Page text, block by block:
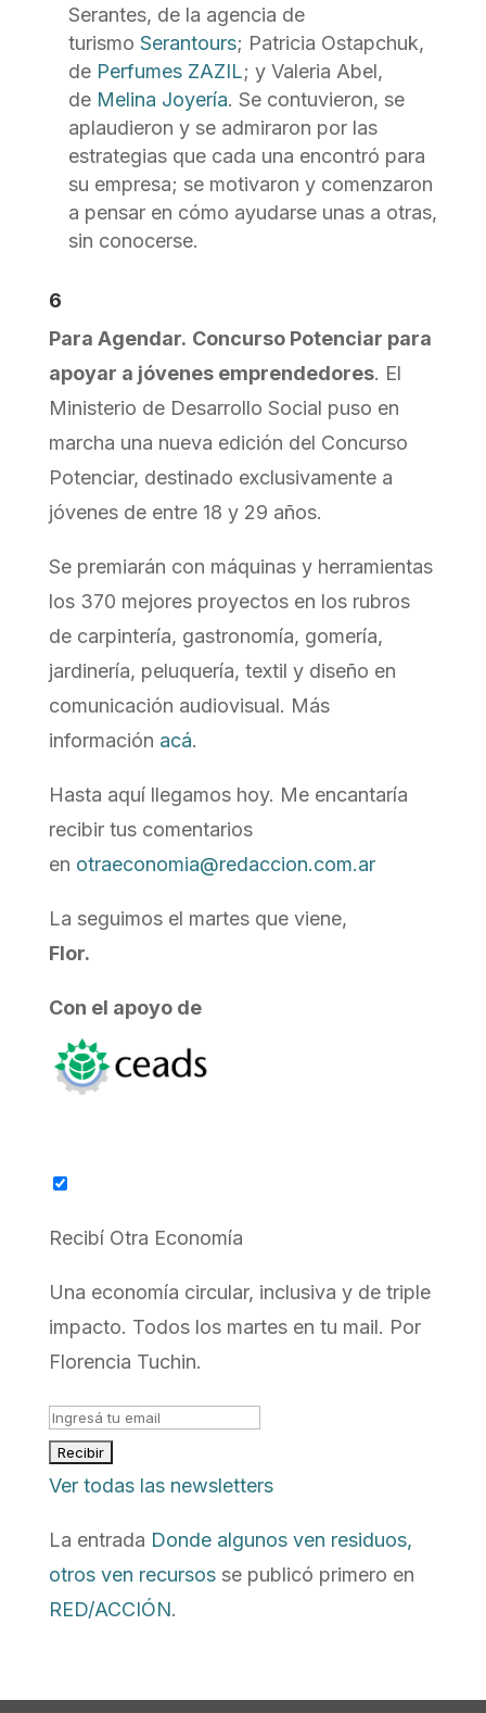
Serantes, de la agencia de
turismo Serantours; Patricia Ostapchuk,
de Perfumes ZAZIL; y Valeria Abel,
de Melina Joyería. Se contuvieron, se
aplaudieron y se admiraron por las
estrategias que cada una encontró para
su empresa; se motivaron y comenzaron
a pensar en cómo ayudarse unas a otras,
sin conocerse.
6
Para Agendar. Concurso Potenciar para
apoyar a jóvenes emprendedores. El
Ministerio de Desarrollo Social puso en
marcha una nueva edición del Concurso
Potenciar, destinado exclusivamente a
jóvenes de entre 18 y 29 años.
Se premiarán con máquinas y herramientas
los 370 mejores proyectos en los rubros
de carpintería, gastronomía, gomería,
jardinería, peluquería, textil y diseño en
comunicación audiovisual. Más
información acá.
Hasta aquí llegamos hoy. Me encantaría
recibir tus comentarios
en otraeconomia@redaccion.com.ar
La seguimos el martes que viene,
Flor.
Con el apoyo de
Recibí Otra Economía
Una economía circular, inclusiva y de triple
impacto. Todos los martes en tu mail. Por
Florencia Tuchin.
Ver todas las newsletters
La entrada Donde algunos ven residuos,
otros ven recursosse publicó primero en
RED/ACCIÓN.